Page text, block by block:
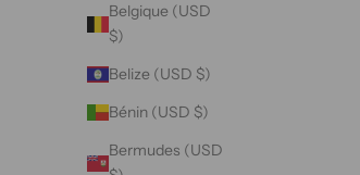
Belgique (USD
$)
Belize (USD $)
Bénin (USD $)
Bermudes (USD